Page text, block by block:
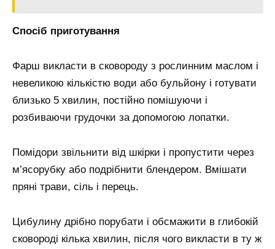
Спосіб приготування
Фарш викласти в сковороду з рослинним маслом і
невеликою кількістю води або бульйону і готувати
близько 5 хвилин, постійно помішуючи і
розбиваючи грудочки за допомогою лопатки.
Помідори звільнити від шкірки і пропустити через
м’ясорубку або подрібнити блендером. Вмішати
пряні трави, сіль і перець.
Цибулину дрібно порубати і обсмажити в глибокій
сковороді кілька хвилин, після чого викласти в ту ж